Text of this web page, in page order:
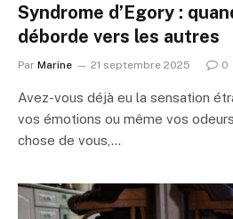
Syndrome d’Egory :
déborde vers les autres
Par Marine 21 septembre 2025 0
Avez-vous déjà eu la sensation
vos émotions ou même vos
chose de vous,…